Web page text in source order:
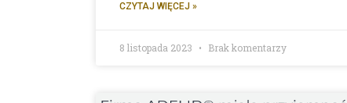
CZYTAJ WIĘCEJ »
8 listopada 2023 Brak komentarzy